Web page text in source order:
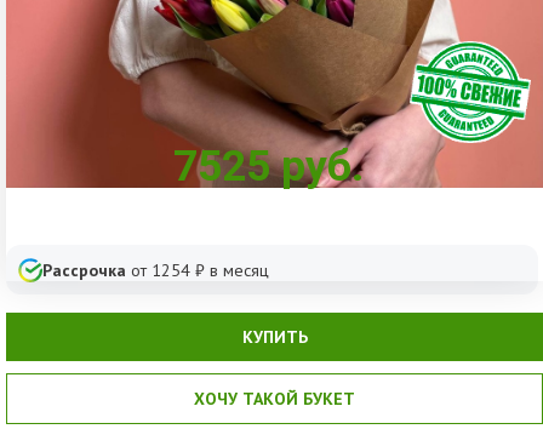
7525 руб.
Рассрочка от 1254 ₽ в месяц
КУПИТЬ
ХОЧУ ТАКОЙ БУКЕТ